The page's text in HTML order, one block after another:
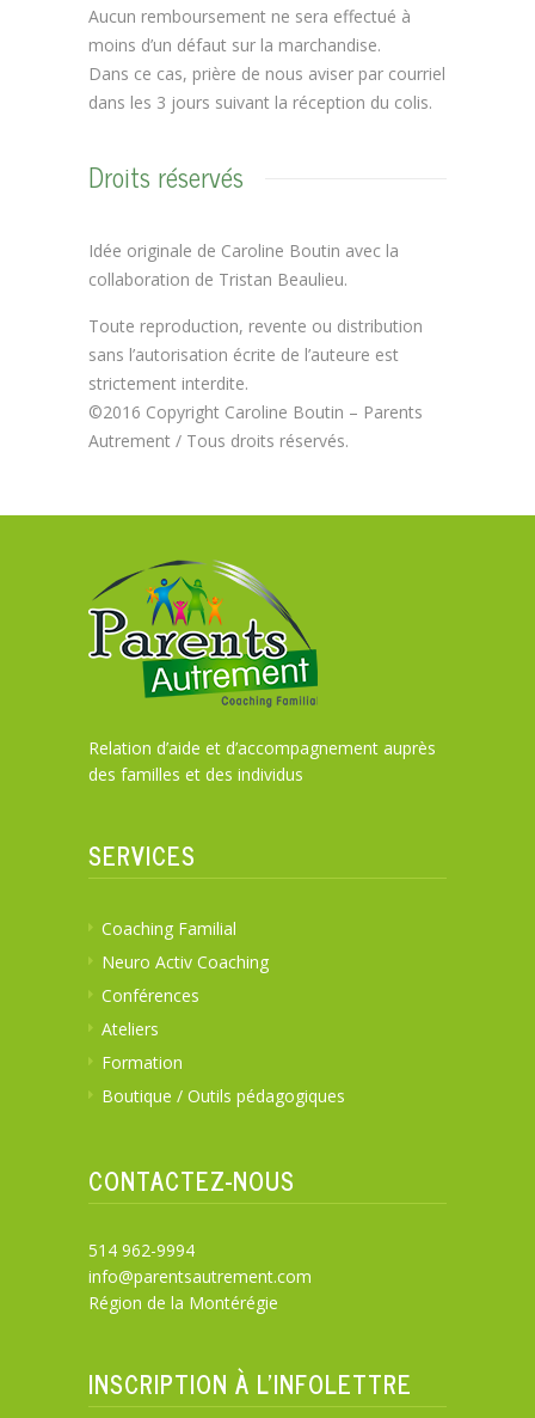
Aucun remboursement ne sera effectué à
moins d’un défaut sur la marchandise.
Dans ce cas, prière de nous aviser par courriel
dans les 3 jours suivant la réception du colis.
Droits réservés
Idée originale de Caroline Boutin avec la
collaboration de Tristan Beaulieu.
Toute reproduction, revente ou distribution
sans l’autorisation écrite de l’auteure est
strictement interdite.
©2016 Copyright Caroline Boutin – Parents
Autrement / Tous droits réservés.
Relation d’aide et d’accompagnement auprès
des familles et des individus
SERVICES
Coaching Familial
Neuro Activ Coaching
Conférences
Ateliers
Formation
Boutique / Outils pédagogiques
CONTACTEZ-NOUS
514 962-9994
info@parentsautrement.com
Région de la Montérégie
INSCRIPTION À L’INFOLETTRE